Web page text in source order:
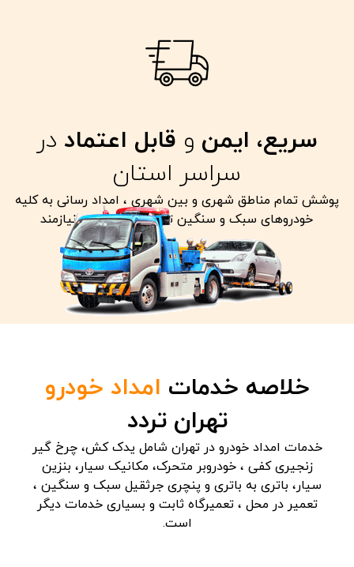
سریع، ایمن و قابل اعتماد در
سراسر استان
پوشش تمام مناطق شهری و بین شهری ، امداد رسانی به کلیه
خودروهای سبک و سنگین تصادفی معیوب و نیازمند
خلاصه خدمات امداد خودرو
تهران تردد
خدمات امداد خودرو در تهران شامل یدک کش، چرخ گیر
زنجیری کفی ، خودروبر متحرک، مکانیک سیار، بنزین
سیار، باتری به باتری و پنچری جرثقیل سبک و سنگین ،
تعمیر در محل ، تعمیرگاه ثابت و بسیاری خدمات دیگر
است.